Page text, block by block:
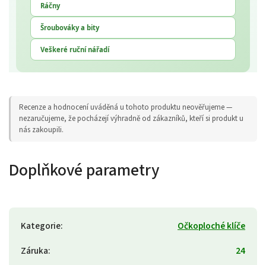
Ráčny
Šroubováky a bity
Veškeré ruční nářadí
Recenze a hodnocení uváděná u tohoto produktu neověřujeme —
nezaručujeme, že pocházejí výhradně od zákazníků, kteří si produkt u
nás zakoupili.
Doplňkové parametry
Kategorie:
Očkoploché klíče
Záruka:
24